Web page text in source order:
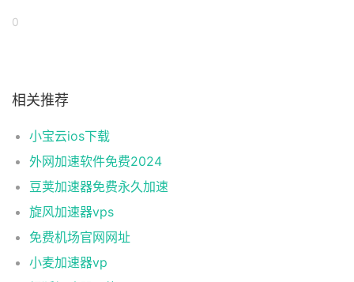
0
相关推荐
小宝云ios下载
外网加速软件免费2024
豆荚加速器免费永久加速
旋风加速器vps
免费机场官网网址
小麦加速器vp